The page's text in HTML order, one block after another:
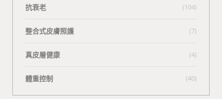
抗衰老 (104)
整合式皮膚照護 (7)
真皮層健康 (4)
體重控制 (40)